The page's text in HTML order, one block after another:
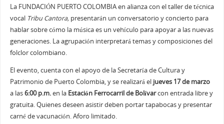
La FUNDACIÓN PUERTO COLOMBIA en alianza con el taller de técnica
vocal Tribu Cantora, presentarán un conversatorio y concierto para
hablar sobre cómo la música es un vehículo para apoyar a las nuevas
generaciones. La agrupación interpretará temas y composiciones del
folclor colombiano.
El evento, cuenta con el apoyo de la Secretaría de Cultura y
Patrimonio de Puerto Colombia, y se realizará el jueves 17 de marzo
a las6:00 p.m.en la Estación Ferrocarril de Bolívarcon entrada libre y
gratuita. Quienes deseen asistir deben portar tapabocas y presentar
carné de vacunación. Aforo limitado.